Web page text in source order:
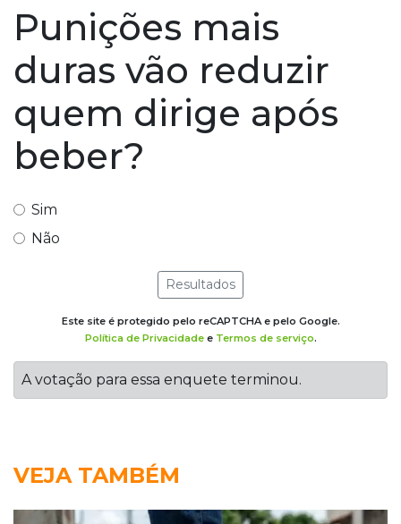
Punições mais
duras vão reduzir
quem dirige após
beber?
Sim
Não
Resultados
Este site é protegido pelo reCAPTCHA e pelo Google.
Política de Privacidadee Termos de serviço.
A votação para essa enquete terminou.
VEJA TAMBÉM